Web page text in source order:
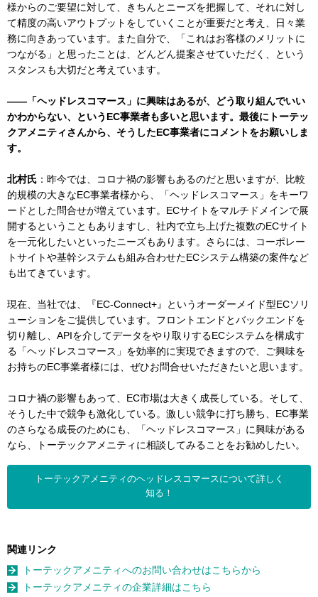
様からのご要望に対して、きちんとニーズを把握して、それに対し
て精度の高いアウトプットをしていくことが重要だと考え、日々業
務に向きあっています。また自分で、「これはお客様のメリットに
つながる」と思ったことは、どんどん提案させていただく、という
スタンスも大切だと考えています。
――「ヘッドレスコマース」に興味はあるが、どう取り組んでいい
かわからない、というEC事業者も多いと思います。最後にトーテッ
クアメニティさんから、そうしたEC事業者にコメントをお願いしま
す。
北村氏 ：昨今では、コロナ禍の影響もあるのだと思いますが、比較
的規模の大きなEC事業者様から、「ヘッドレスコマース」をキーワ
ードとした問合せが増えています。ECサイトをマルチドメインで展
開するということもありますし、社内で立ち上げた複数のECサイト
を一元化したいといったニーズもあります。さらには、コーポレー
トサイトや基幹システムも組み合わせたECシステム構築の案件など
も出てきています。
現在、当社では、『EC-Connect+』というオーダーメイド型ECソリ
ューションをご提供しています。フロントエンドとバックエンドを
切り離し、APIを介してデータをやり取りするECシステムを構成す
る「ヘッドレスコマース」を効率的に実現できますので、ご興味を
お持ちのEC事業者様には、ぜひお問合せいただきたいと思います。
コロナ禍の影響もあって、EC市場は大きく成長している。そして、
そうした中で競争も激化している。激しい競争に打ち勝ち、EC事業
のさらなる成長のためにも、「ヘッドレスコマース」に興味がある
なら、トーテックアメニティに相談してみることをお勧めしたい。
トーテックアメニティのヘッドレスコマースについて詳しく
知る！
関連リンク
トーテックアメニティへのお問い合わせはこちらから
トーテックアメニティの企業詳細はこちら